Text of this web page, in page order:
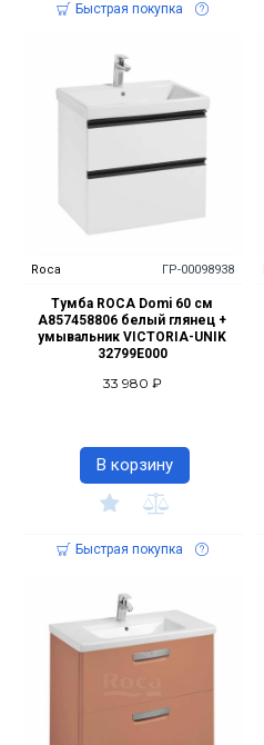
Быстрая покупка
Roca ГР-00098938
Тумба ROCA Domi 60 cм
A857458806 белый глянец +
умывальник VICTORIA-UNIK
32799E000
33 980 ₽
В корзину
Быстрая покупка